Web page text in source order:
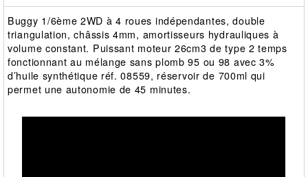
Buggy 1/6ème 2WD à 4 roues indépendantes, double
triangulation, châssis 4mm, amortisseurs hydrauliques à
volume constant. Puissant moteur 26cm3 de type 2 temps
fonctionnant au mélange sans plomb 95 ou 98 avec 3%
d’huile synthétique réf. 08559, réservoir de 700ml qui
permet une autonomie de 45 minutes.